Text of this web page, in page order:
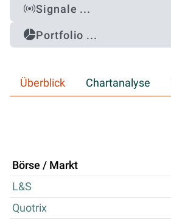
Signale ...
Portfolio ...
Überblick Chartanalyse
Börse / Markt
L&S
Quotrix